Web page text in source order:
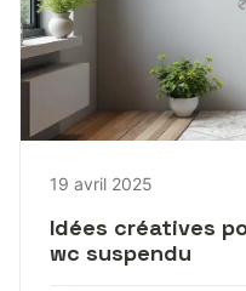
19 avril 2025
Idées créatives
wc suspendu